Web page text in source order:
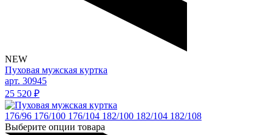
NEW
Пуховая мужская куртка
арт. 30945
25 520 ₽
176/96 176/100 176/104 182/100 182/104 182/108
Выберите опции товара